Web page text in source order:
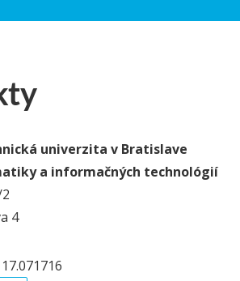
univerzita v Bratislave
a informačných technológií
4